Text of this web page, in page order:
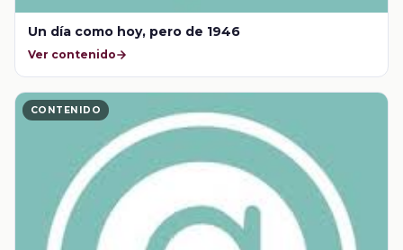
Un día como hoy, pero de 1946
Ver contenido
CONTENIDO